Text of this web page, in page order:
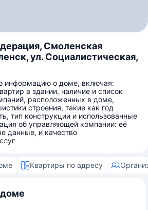
Смоленская
ул. Социалистическая,
информацию о доме, включая:
в здании, наличие и список
расположенных в доме,
строения, такие как год
тип конструкции и использованные
об управляющей компании: её
данные, и качество
Квартиры по адресу